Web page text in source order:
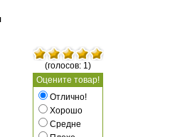
(голосов: 1)
Оцените товар!
Отлично!
Хорошо
Средне